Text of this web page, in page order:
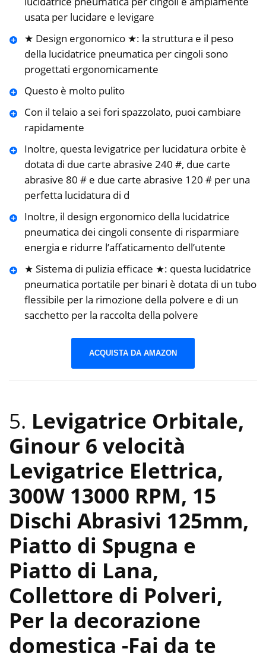
usata per lucidare e levigare
★ Design ergonomico ★: la struttura e il peso
della lucidatrice pneumatica per cingoli sono
progettati ergonomicamente
Questo è molto pulito
Con il telaio a sei fori spazzolato, puoi cambiare
rapidamente
Inoltre, questa levigatrice per lucidatura orbite è
dotata di due carte abrasive 240 #, due carte
abrasive 80 # e due carte abrasive 120 # per una
perfetta lucidatura di d
Inoltre, il design ergonomico della lucidatrice
pneumatica dei cingoli consente di risparmiare
energia e ridurre l’affaticamento dell’utente
★ Sistema di pulizia efficace ★: questa lucidatrice
pneumatica portatile per binari è dotata di un tubo
flessibile per la rimozione della polvere e di un
sacchetto per la raccolta della polvere
ACQUISTA DA AMAZON
5. Levigatrice Orbitale,
Ginour 6 velocità
Levigatrice Elettrica,
300W 13000 RPM, 15
Dischi Abrasivi 125mm,
Piatto di Spugna e
Piatto di Lana,
Collettore di Polveri,
Per la decorazione
domestica -Fai da te